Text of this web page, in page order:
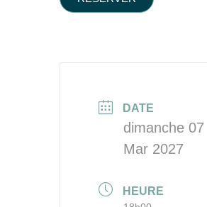
DATE
dimanche 07
Mar 2027
HEURE